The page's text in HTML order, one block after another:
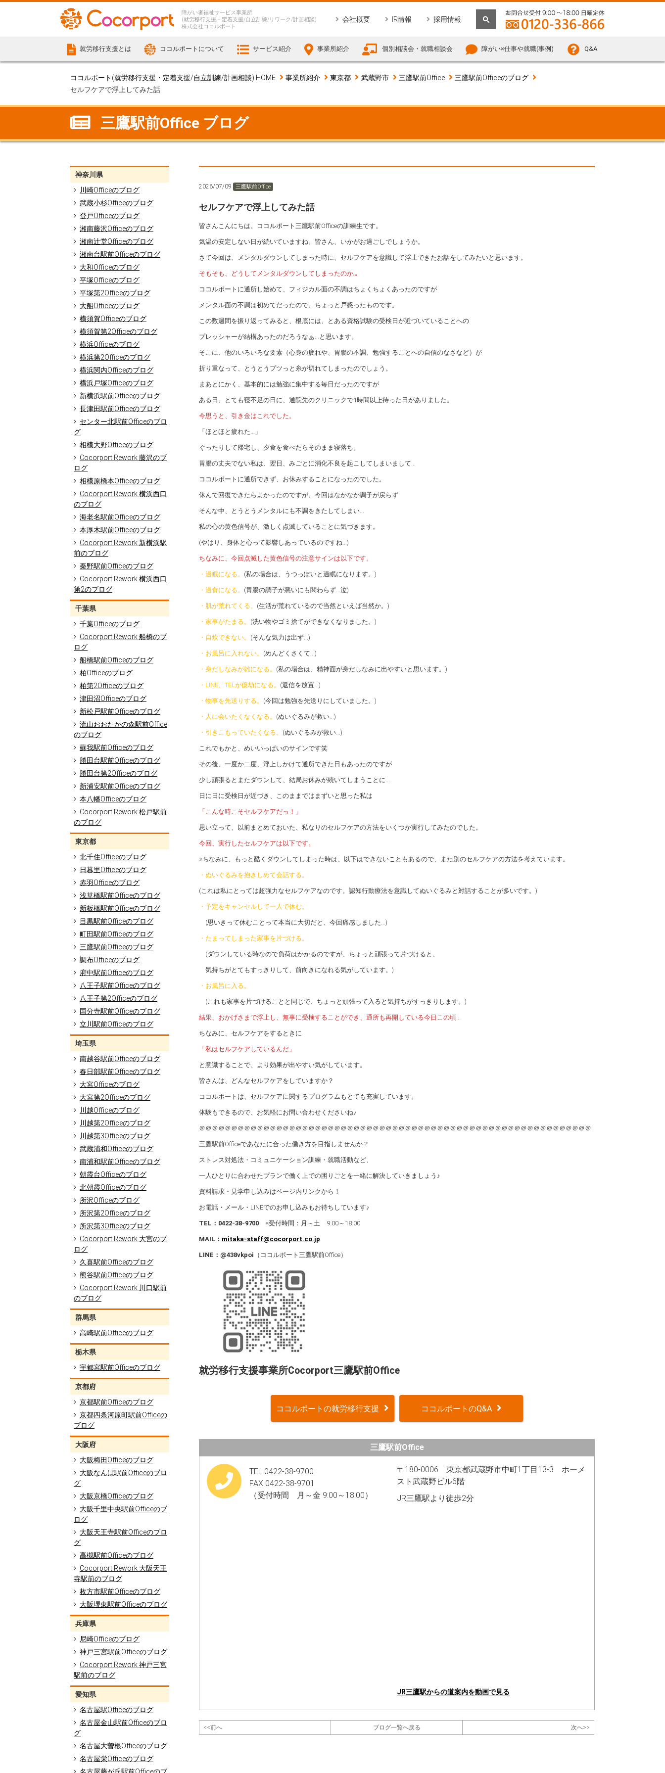
障がい者福祉サービス事業所
(就労移行支援・定着支援/自立訓練/リワーク/計画相談)
株式会社ココルポート
会社概要 IR情報 採用情報
就労移行支援とは ココルポートについて サービス紹介 事業所紹介 個別相談会・就職相談会 障がい×仕事や就職(事例) Q&A
ココルポート(就労移行支援・定着支援/自立訓練/計画相談) HOME 事業所紹介 東京都 武蔵野市 三鷹駅前Office
三鷹駅前Officeのブログ
セルフケアで浮上してみた話
三鷹駅前Office ブログ
神奈川県
川崎Officeのブログ
武蔵小杉Officeのブログ
登戸Officeのブログ
湘南藤沢Officeのブログ
湘南辻堂Officeのブログ
湘南台駅前Officeのブログ
大和Officeのブログ
平塚Officeのブログ
平塚第2Officeのブログ
大船Officeのブログ
横須賀Officeのブログ
横須賀第2Officeのブログ
横浜Officeのブログ
横浜第2Officeのブログ
横浜関内Officeのブログ
横浜戸塚Officeのブログ
新横浜駅前Officeのブログ
長津田駅前Officeのブログ
センター北駅前Officeのブロ
グ
相模大野Officeのブログ
Cocorport Rework 藤沢のブ
ログ
相模原橋本Officeのブログ
Cocorport Rework 横浜西口
のブログ
海老名駅前Officeのブログ
本厚木駅前Officeのブログ
Cocorport Rework 新横浜駅
前のブログ
秦野駅前Officeのブログ
Cocorport Rework 横浜西口
第2のブログ
千葉県
千葉Officeのブログ
Cocorport Rework 船橋のブ
ログ
船橋駅前Officeのブログ
柏Officeのブログ
柏第2Officeのブログ
津田沼Officeのブログ
新松戸駅前Officeのブログ
流山おおたかの森駅前Office
のブログ
蘇我駅前Officeのブログ
勝田台駅前Officeのブログ
勝田台第2Officeのブログ
新浦安駅前Officeのブログ
本八幡Officeのブログ
Cocorport Rework 松戸駅前
のブログ
東京都
北千住Officeのブログ
日暮里Officeのブログ
赤羽Officeのブログ
浅草橋駅前Officeのブログ
新板橋駅前Officeのブログ
目黒駅前Officeのブログ
町田駅前Officeのブログ
三鷹駅前Officeのブログ
調布Officeのブログ
府中駅前Officeのブログ
八王子駅前Officeのブログ
八王子第2Officeのブログ
国分寺駅前Officeのブログ
立川駅前Officeのブログ
埼玉県
南越谷駅前Officeのブログ
春日部駅前Officeのブログ
大宮Officeのブログ
大宮第2Officeのブログ
川越Officeのブログ
川越第2Officeのブログ
川越第3Officeのブログ
武蔵浦和Officeのブログ
南浦和駅前Officeのブログ
朝霞台Officeのブログ
北朝霞Officeのブログ
所沢Officeのブログ
所沢第2Officeのブログ
所沢第3Officeのブログ
Cocorport Rework 大宮のブ
ログ
久喜駅前Officeのブログ
熊谷駅前Officeのブログ
Cocorport Rework 川口駅前
のブログ
群馬県
高崎駅前Officeのブログ
栃木県
宇都宮駅前Officeのブログ
京都府
京都駅前Officeのブログ
京都四条河原町駅前Officeの
ブログ
大阪府
大阪梅田Officeのブログ
大阪なんば駅前Officeのブロ
グ
大阪京橋Officeのブログ
大阪千里中央駅前Officeのブ
ログ
大阪天王寺駅前Officeのブロ
グ
高槻駅前Officeのブログ
Cocorport Rework 大阪天王
寺駅前のブログ
枚方市駅前Officeのブログ
大阪堺東駅前Officeのブログ
兵庫県
尼崎Officeのブログ
神戸三宮駅前Officeのブログ
Cocorport Rework 神戸三宮
駅前のブログ
愛知県
名古屋駅Officeのブログ
名古屋金山駅前Officeのブロ
グ
名古屋大曽根Officeのブログ
名古屋栄Officeのブログ
2026/07/09 三鷹駅前Office
セルフケアで浮上してみた話
皆さんこんにちは。ココルポート三鷹駅前Officeの訓練生です。
気温の安定しない日が続いていますね。皆さん、いかがお過ごしでしょうか。
さて今回は、メンタルダウンしてしまった時に、セルフケアを意識して浮上できたお話をしてみたいと思います。
そもそも、どうしてメンタルダウンしてしまったのか…
ココルポートに通所し始めて、フィジカル面の不調はちょくちょくあったのですが
メンタル面の不調は初めてだったので、ちょっと戸惑ったものです。
この数週間を振り返ってみると、根底には、とある資格試験の受検日が近づいていることへの
プレッシャーが結構あったのだろうなぁ…と思います。
そこに、他のいろいろな要素（心身の疲れや、胃腸の不調、勉強することへの自信のなさなど）が
折り重なって、とうとうプツっと糸が切れてしまったのでしょう。
まあとにかく、基本的には勉強に集中する毎日だったのですが
ある日、とても寝不足の日に、通院先のクリニックで1時間以上待った日がありました。
今思うと、引き金はこれでした。
「ほとほと疲れた…」
ぐったりして帰宅し、夕食を食べたらそのまま寝落ち。
胃腸の丈夫でない私は、翌日、みごとに消化不良を起こしてしまいまして…
ココルポートに通所できず、お休みすることになったのでした。
休んで回復できたらよかったのですが、今回はなかなか調子が戻らず
そんな中、とうとうメンタルにも不調をきたしてしまい…
私の心の黄色信号が、激しく点滅していることに気づきます。
(やはり、身体と心って影響しあっているのですね…)
ちなみに、今回点滅した黄色信号の注意サインは以下です。
・過眠になる。 (私の場合は、うつっぽいと過眠になります。)
・過食になる。 (胃腸の調子が悪いにも関わらず…泣)
・肌が荒れてくる。 (生活が荒れているので当然といえば当然か。)
・家事がたまる。 (洗い物やゴミ捨てができなくなりました。)
・自炊できない。 (そんな気力は出ず…)
・お風呂に入れない。 (めんどくさくて…)
・身だしなみが雑になる。 (私の場合は、精神面が身だしなみに出やすいと思います。)
・LINE、TELが億劫になる。 (返信を放置…)
・物事を先送りする。 (今回は勉強を先送りにしていました。)
・人に会いたくなくなる。 (ぬいぐるみが救い…)
・引きこもっていたくなる。 (ぬいぐるみが救い…)
これでもかと、めいいっぱいのサインです笑
その後、一度か二度、浮上しかけて通所できた日もあったのですが
少し頑張るとまたダウンして、結局お休みが続いてしまうことに…
日に日に受検日が近づき、このままではまずいと思った私は
「こんな時こそセルフケアだっ！」
思い立って、以前まとめておいた、私なりのセルフケアの方法をいくつか実行してみたのでした。
今回、実行したセルフケアは以下です。
※ちなみに、もっと酷くダウンしてしまった時は、以下はできないこともあるので、また別のセルフケアの方法を考えています。
・ぬいぐるみを抱きしめて会話する。
(これは私にとっては超強力なセルフケアなのです。認知行動療法を意識してぬいぐるみと対話することが多いです。)
・予定をキャンセルして一人で休む。
(思いきって休むことって本当に大切だと、今回痛感しました…)
・たまってしまった家事を片づける。
(ダウンしている時なので負荷はかかるのですが、ちょっと頑張って片づけると、
気持ちがとてもすっきりして、前向きになれる気がしています。)
・お風呂に入る。
(これも家事を片づけることと同じで、ちょっと頑張って入ると気持ちがすっきりします。)
結果、おかげさまで浮上し、無事に受検することができ、通所も再開している今日この頃…
ちなみに、セルフケアをするときに
「私はセルフケアしているんだ」
と意識することで、より効果が出やすい気がしています。
皆さんは、どんなセルフケアをしていますか？
ココルポートは、セルフケアに関するプログラムもとても充実しています。
体験もできるので、お気軽にお問い合わせくださいね♪
＠＠＠＠＠＠＠＠＠＠＠＠＠＠＠＠＠＠＠＠＠＠＠＠＠＠＠＠＠＠＠＠＠＠＠＠＠＠＠＠＠＠＠＠＠＠＠＠＠＠＠＠＠＠＠＠＠＠＠＠＠
三鷹駅前Officeであなたに合った働き方を目指しませんか？
ストレス対処法・コミュニケーション訓練・就職活動など、
一人ひとりに合わせたプランで働く上での困りごとを一緒に解決していきましょう♪
資料請求・見学申し込みはページ内リンクから！
お電話・メール・LINEでのお申し込みもお待ちしています♪
TEL ：0422-38-9700 ※受付時間：月～土 9:00～18:00
MAIL ： mitaka-staff@cocorport.co.jp
LINE ：@438vkpoi （ココルポート三鷹駅前Office）
就労移行支援事業所Cocorport三鷹駅前Office
ココルポートの就労移行支援 ココルポートのQ&A
三鷹駅前Office
TEL 0422-38-9700
FAX 0422-38-9701
（受付時間 月～金 9:00～18:00）
〒180-0006 東京都武蔵野市中町1丁目13-3 ホーメ
スト武蔵野ビル6階
JR三鷹駅より徒歩2分
JR三鷹駅からの道案内を動画で見る
<<前へ ブログ一覧へ戻る 次へ>>